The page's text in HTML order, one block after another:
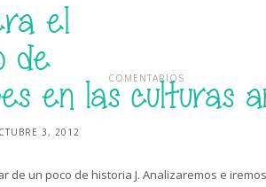
COMENTARIOS
el
de
en las culturas
3, 2012
de un poco de historia J. Analizaremos e